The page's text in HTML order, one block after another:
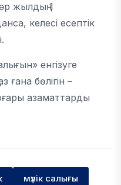
жылдың 1
келесі есептік
енгізуге
ғана бөлігін –
азаматтарды
мүлік салығы